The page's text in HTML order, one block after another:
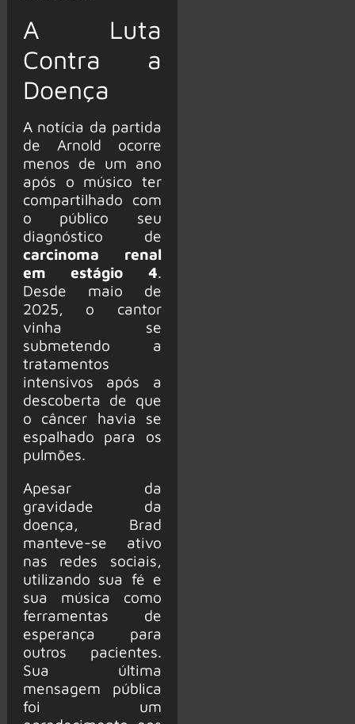
A Luta
Contra a
Doença
A notícia da partida
de Arnold ocorre
menos de um ano
após o músico ter
compartilhado com
o público seu
diagnóstico de
carcinoma renal
em estágio 4.
Desde maio de
2025, o cantor
vinha se
submetendo a
tratamentos
intensivos após a
descoberta de que
o câncer havia se
espalhado para os
pulmões.
Apesar da
gravidade da
doença, Brad
manteve-se ativo
nas redes sociais,
utilizando sua fé e
sua música como
ferramentas de
esperança para
outros pacientes.
Sua última
mensagem pública
foi um